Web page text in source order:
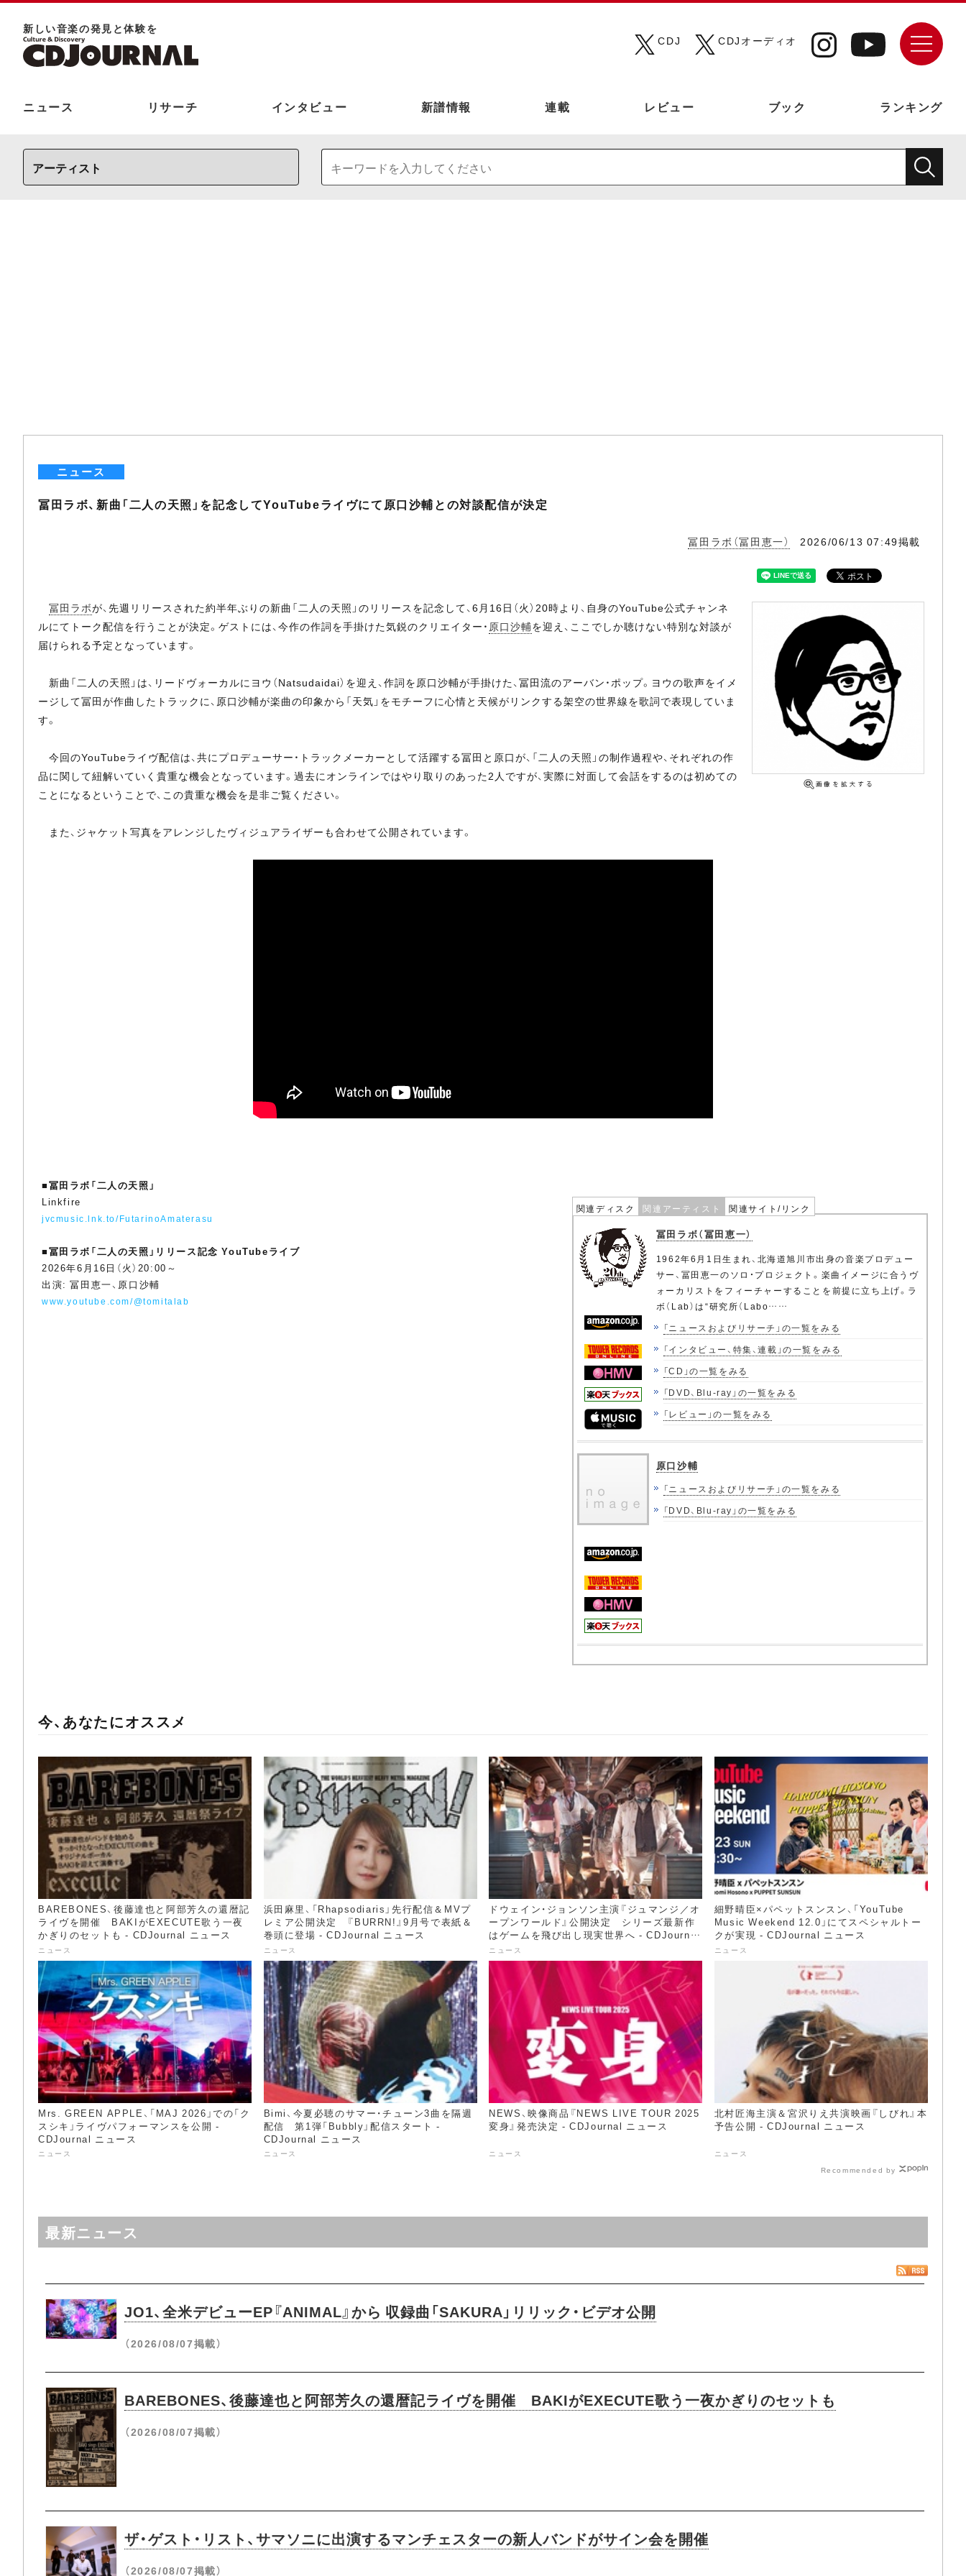
新しい⾳楽の発⾒と体験を
CDJ
CDJオーディオ
ニュース リサーチ インタビュー 新譜情報 連載 レビュー ブック ランキング
ニュース
冨田ラボ、新曲「二人の天照」を記念してYouTubeライヴにて原口沙輔との対談配信が決定
冨田ラボ（冨田恵一） 2026/06/13 07:49掲載
冨田ラボが、先週リリースされた約半年ぶりの新曲「二人の天照」のリリースを記念して、6月16日（火）20時より、自身のYouTube公式チャンネ
ルにてトーク配信を行うことが決定。ゲストには、今作の作詞を手掛けた気鋭のクリエイター・ 原口沙輔を迎え、ここでしか聴けない特別な対談が
届けられる予定となっています。
新曲「二人の天照」は、リードヴォーカルにヨウ（Natsudaidai）を迎え、作詞を原口沙輔が手掛けた、冨田流のアーバン・ポップ。ヨウの歌声をイメ
ージして冨田が作曲したトラックに、原口沙輔が楽曲の印象から「天気」をモチーフに心情と天候がリンクする架空の世界線を歌詞で表現していま
す。
今回のYouTubeライヴ配信は、共にプロデューサー・トラックメーカーとして活躍する冨田と原口が、「二人の天照」の制作過程や、それぞれの作
品に関して紐解いていく貴重な機会となっています。過去にオンラインではやり取りのあった2人ですが、実際に対面して会話をするのは初めての
ことになるということで、この貴重な機会を是非ご覧ください。
また、ジャケット写真をアレンジしたヴィジュアライザーも合わせて公開されています。
関連ディスク 関連アーティスト 関連サイト/リンク
冨田ラボ（冨田恵一）
1962年6月1日生まれ、北海道旭川市出身の音楽プロデュー
サー、冨田恵一のソロ・プロジェクト。楽曲イメージに合うヴ
ォーカリストをフィーチャーすることを前提に立ち上げ。ラ
ボ（Lab）は“研究所（Labo……
「ニュースおよびリサーチ」の一覧をみる
「インタビュー、特集、連載」の一覧をみる
「CD」の一覧をみる
「DVD、Blu-ray」の一覧をみる
「レビュー」の一覧をみる
原口沙輔
「ニュースおよびリサーチ」の一覧をみる
「DVD、Blu-ray」の一覧をみる
■冨田ラボ「二人の天照」
Linkfire
jvcmusic.lnk.to/FutarinoAmaterasu
■冨田ラボ「二人の天照」リリース記念 YouTubeライブ
2026年6月16日（火）20:00～
出演: 冨田恵一、原口沙輔
www.youtube.com/@tomitalab
今、あなたにオススメ
BAREBONES、後藤達也と阿部芳久の還暦記
ライヴを開催 BAKIがEXECUTE歌う一夜
かぎりのセットも - CDJournal ニュース
ニュース
浜田麻里、「Rhapsodiaris」先行配信＆MVプ
レミア公開決定 『BURRN!』9月号で表紙＆
巻頭に登場 - CDJournal ニュース
ニュース
ドウェイン・ジョンソン主演『ジュマンジ／オ
ープンワールド』公開決定 シリーズ最新作
はゲームを飛び出し現実世界へ - CDJournal
ニュース
ニュース
細野晴臣×パペットスンスン、「YouTube
Music Weekend 12.0」にてスペシャルトー
クが実現 - CDJournal ニュース
ニュース
Mrs. GREEN APPLE、「MAJ 2026」での「ク
スシキ」ライヴパフォーマンスを公開 -
CDJournal ニュース
ニュース
Bimi、今夏必聴のサマー・チューン3曲を隔週
配信 第1弾「Bubbly」配信スタート -
CDJournal ニュース
ニュース
NEWS、映像商品『NEWS LIVE TOUR 2025
変身』発売決定 - CDJournal ニュース
ニュース
北村匠海主演＆宮沢りえ共演映画『しびれ』本
予告公開 - CDJournal ニュース
ニュース
Recommended by
最新ニュース
JO1、全米デビューEP『ANIMAL』から 収録曲「SAKURA」リリック・ビデオ公開
（2026/08/07掲載）
BAREBONES、後藤達也と阿部芳久の還暦記ライヴを開催 BAKIがEXECUTE歌う一夜かぎりのセットも
（2026/08/07掲載）
ザ・ゲスト・リスト、サマソニに出演するマンチェスターの新人バンドがサイン会を開催
（2026/08/07掲載）